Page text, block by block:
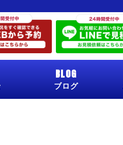
BLOG
ブログ